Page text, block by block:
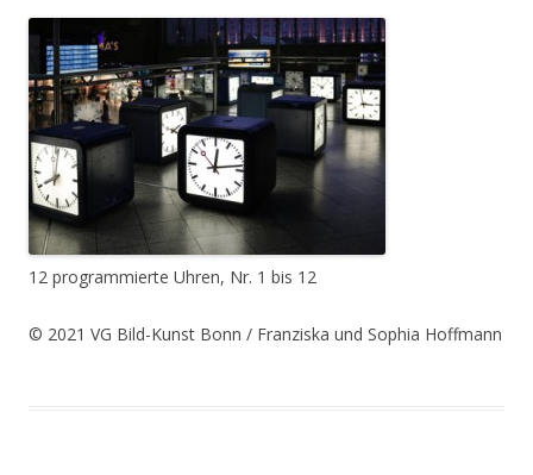
12 programmierte Uhren, Nr. 1 bis 12
© 2021 VG Bild-Kunst Bonn / Franziska und Sophia Hoffmann